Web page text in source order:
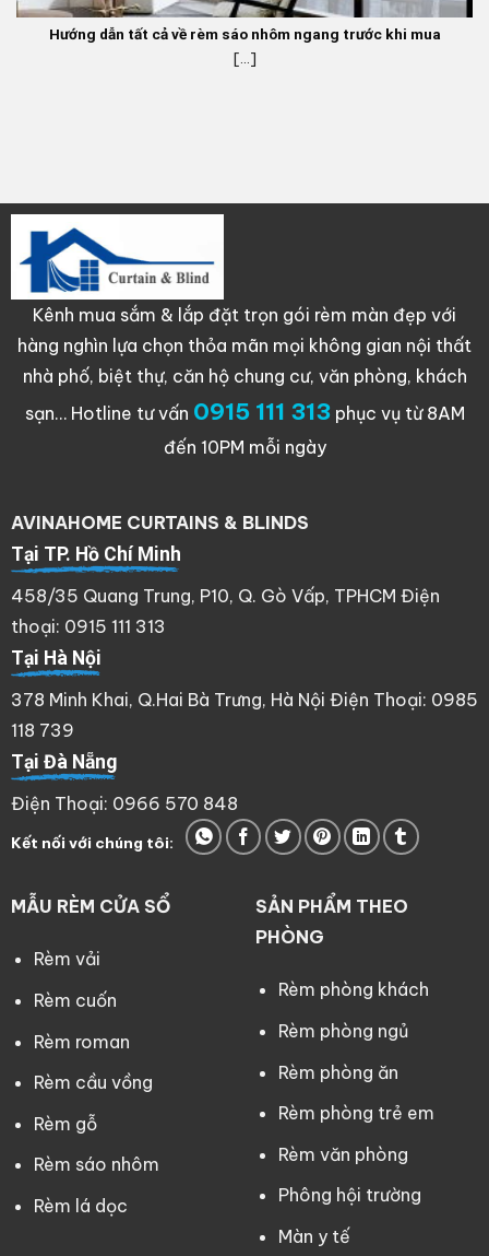
Hướng dẫn tất cả về rèm sáo nhôm ngang trước khi mua
[...]
Kênh mua sắm & lắp đặt trọn gói rèm màn đẹp với
hàng nghìn lựa chọn thỏa mãn mọi không gian nội thất
nhà phố, biệt thự, căn hộ chung cư, văn phòng, khách
sạn… Hotline tư vấn 0915 111 313phục vụ từ 8AM
đến 10PM mỗi ngày
AVINAHOME CURTAINS & BLINDS
Tại TP. Hồ Chí Minh
458/35 Quang Trung, P10, Q. Gò Vấp, TPHCM Điện
thoại: 0915 111 313
Tại Hà Nội
378 Minh Khai, Q.Hai Bà Trưng, Hà Nội Điện Thoại: 0985
118 739
Tại Đà Nẵng
Điện Thoại: 0966 570 848
Kết nối với chúng tôi:
MẪU RÈM CỬA SỔ
Rèm vải
Rèm cuốn
Rèm roman
Rèm cầu vồng
Rèm gỗ
Rèm sáo nhôm
Rèm lá dọc
SẢN PHẨM THEO
PHÒNG
Rèm phòng khách
Rèm phòng ngủ
Rèm phòng ăn
Rèm phòng trẻ em
Rèm văn phòng
Phông hội trường
Màn y tế